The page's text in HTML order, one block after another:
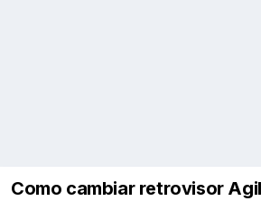
Como cambiar retrovisor